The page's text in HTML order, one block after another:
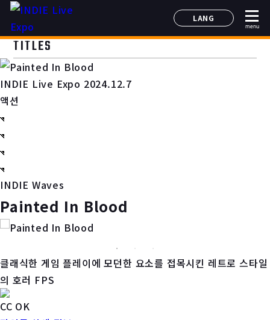
LANG
日本語
menu
TITLES
INDIE Live Expo 2024.12.7
액션
INDIE Waves
Painted In Blood
클래식한 게임 플레이에 모던한 요소를 접목시킨 레트로 스타일
의 호러 FPS
CC OK